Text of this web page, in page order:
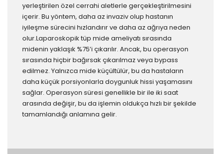
yerleştirilen özel cerrahi aletlerle gerçekleştirilmesini
içerir. Bu yöntem, daha az invaziv olup hastanın
iyileşme sürecini hızlandırır ve daha az ağrıya neden
olur.Laparoskopik tüp mide ameliyatı sırasında
midenin yaklaşık %75’i çıkarılır. Ancak, bu operasyon
sırasında hiçbir bağırsak çıkarılmaz veya bypass
edilmez. Yalnızca mide küçültülür, bu da hastaların
daha küçük porsiyonlarla doygunluk hissi yaşamasını
sağlar. Operasyon süresi genellikle bir ile iki saat
arasında değişir, bu da işlemin oldukça hızlı bir şekilde
tamamlandığı anlamına gelir.